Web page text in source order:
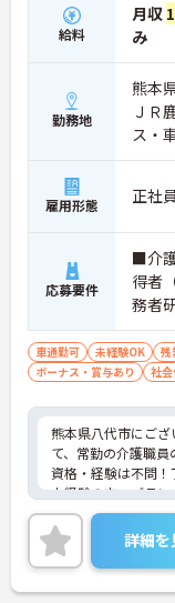
給料
月収
み
勤務地
熊本
ＪＲ
ス・
雇用形態 正社
応募要件
■介
得者
務者
■普
尚可
車通勤可 未経験OK 残
ボーナス・賞与あり
社
熊本県八代市にご
て、常勤の介護職員
資格・経験は不問
未経験の方・ブラ
ただけます◎
賞与は4ヶ月分の実
価してくれるので
ります◎
ご興味ある方には
詳細を